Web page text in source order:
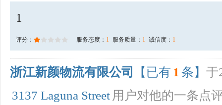
1
评分： 服务态度： 1 服务质量： 1 诚信度： 1
浙江新颜物流有限公司 【已有 1 条】 于
3137 Laguna Street 用户对他的一条点